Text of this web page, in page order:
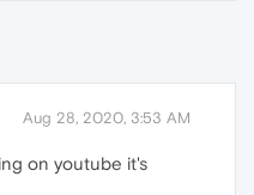
Aug 28, 2020, 3:53 AM
on youtube it's